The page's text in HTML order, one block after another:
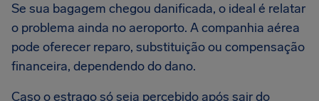
Se sua bagagem chegou danificada, o ideal é relatar
o problema ainda no aeroporto. A companhia aérea
pode oferecer reparo, substituição ou compensação
financeira, dependendo do dano.
Caso o estrago só seja percebido após sair do